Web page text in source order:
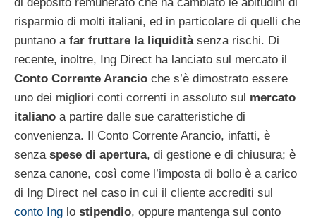
risparmio di molti italiani, ed in particolare di quelli che
puntano a far fruttare la liquiditàsenza rischi. Di
recente, inoltre, Ing Direct ha lanciato sul mercato il
Conto Corrente Arancio che s’è dimostrato essere
uno dei migliori conti correnti in assoluto sul mercato
italiano a partire dalle sue caratteristiche di
convenienza. Il Conto Corrente Arancio, infatti, è
senza spese di apertura, di gestione e di chiusura; è
senza canone, così come l’imposta di bollo è a carico
di Ing Direct nel caso in cui il cliente accrediti sul
conto Ing lo stipendio, oppure mantenga sul conto